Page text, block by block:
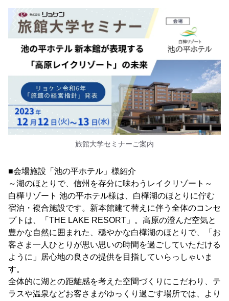
旅館大学セミナーご案内
■会場施設「池の平ホテル」様紹介
～湖のほとりで、信州を存分に味わうレイクリゾート～
白樺リゾート 池の平ホテル様は、白樺湖のほとりに佇む
宿泊・複合施設です。新本館建て替えに伴う全体のコンセ
プトは、「THE LAKE RESORT」。高原の澄んだ空気と
豊かな自然に囲まれた、穏やかな白樺湖のほとりで、「お
客さま一人ひとりが思い思いの時間を過ごしていただける
ように」居心地の良さの提供を目指していらっしゃいま
す。
全体的に湖との距離感を考えた空間づくりにこだわり、テ
ラスや温泉などお客さまがゆっくり過ごす場所では、より